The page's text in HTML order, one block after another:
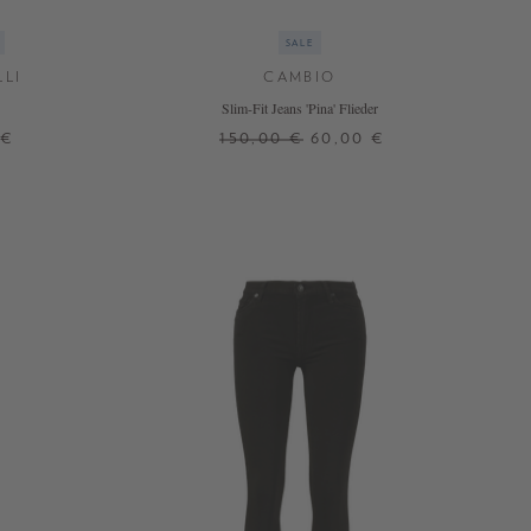
SALE
CAMBIO
Slim-Fit Jeans 'Pina' Flieder
150,00 € 60,00 €